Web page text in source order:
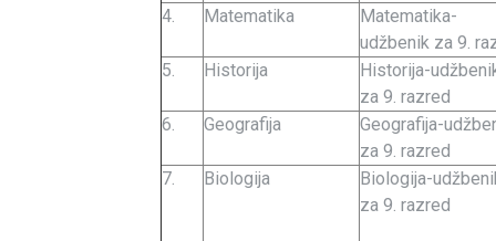
4.
Matematika
Matematika-
udžbenik za 9.
5.
Historija
Historija-
za 9. razred
6.
Geografija
Geografija-
za 9. razred
7.
Biologija
Biologija-
za 9. razred